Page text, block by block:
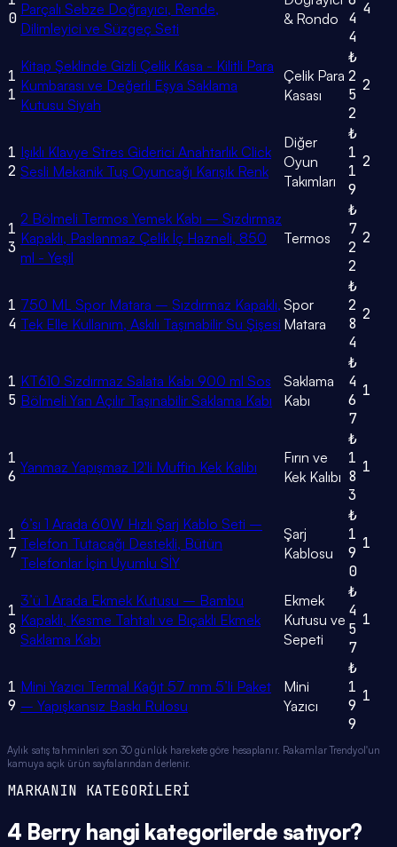
0 Parçalı Sebze Doğrayıcı, Rende,
Dilimleyici ve Süzgeç Seti
& Rondo
4
4
4
1
1
Kitap Şeklinde Gizli Çelik Kasa - Kilitli Para
Kumbarası ve Değerli Eşya Saklama
Kutusu Siyah
Çelik Para
Kasası
₺
2
5
2
2
1
2
Işıklı Klavye Stres Giderici Anahtarlık Click
Sesli Mekanik Tuş Oyuncağı Karışık Renk
Diğer
Oyun
Takımları
₺
1
1
9
2
1
3
2 Bölmeli Termos Yemek Kabı – Sızdırmaz
Kapaklı, Paslanmaz Çelik İç Hazneli, 850
ml - Yeşil
Termos
₺
7
2
2
2
1
4
750 ML Spor Matara – Sızdırmaz Kapaklı,
Tek Elle Kullanım, Askılı Taşınabilir Su Şişesi
Spor
Matara
₺
2
8
4
2
1
5
KT610 Sızdırmaz Salata Kabı 900 ml Sos
Bölmeli Yan Açılır Taşınabilir Saklama Kabı
Saklama
Kabı
₺
4
6
7
1
1
6 Yanmaz Yapışmaz 12'li Muffin Kek Kalıbı
Fırın ve
Kek Kalıbı
₺
1
8
3
1
1
7
6’sı 1 Arada 60W Hızlı Şarj Kablo Seti –
Telefon Tutacağı Destekli, Bütün
Telefonlar İçin Uyumlu SİY
Şarj
Kablosu
₺
1
9
0
1
1
8
3’ü 1 Arada Ekmek Kutusu – Bambu
Kapaklı, Kesme Tahtalı ve Bıçaklı Ekmek
Saklama Kabı
Ekmek
Kutusu ve
Sepeti
₺
4
5
7
1
1
9
Mini Yazıcı Termal Kağıt 57 mm 5’li Paket
– Yapışkansız Baskı Rulosu
Mini
Yazıcı
₺
1
9
9
1
Aylık satış tahminleri son 30 günlük harekete göre hesaplanır. Rakamlar Trendyol'un
kamuya açık ürün sayfalarından derlenir.
MARKANIN KATEGORİLERİ
4 Berry hangi kategorilerde satıyor?